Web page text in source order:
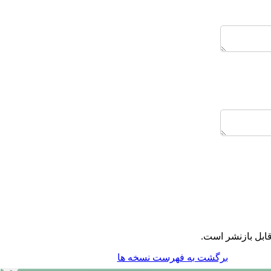
بازنشر است.
برگشت به فهرست نسخه ها